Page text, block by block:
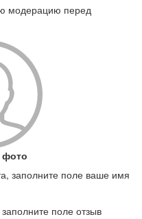
модерацию перед
фото
заполните поле ваше имя
поле отзыв